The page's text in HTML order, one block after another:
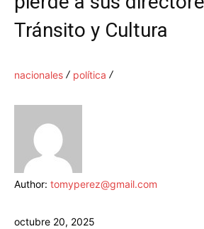
Tránsito y Cultura
nacionales política
Author: tomyperez@gmail.com
octubre 20, 2025